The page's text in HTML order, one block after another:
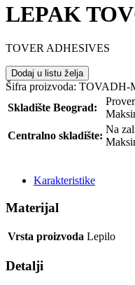
LEPAK
TOVER ADHESIVES
Dodaj u listu želja
Šifra proizvoda: TOVADH-
Skladište Beograd:
Centralno skladište:
Na
Karakteristike
Materijal
Vrsta proizvoda Lepilo
Detalji